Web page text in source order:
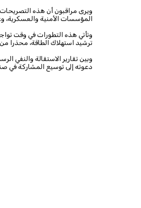
ويرى مراقبون أن هذه
المؤسسات الأمنية والعسكرية،
وتأتي هذه التطورات في وقت
ترشيد استهلاك الطاقة، محذرا
وبين تقارير الاستقالة والنفي
دعوته إلى توسيع المشاركة